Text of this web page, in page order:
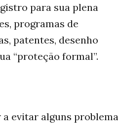
para sua plena
programas de
patentes, desenho
“proteção formal”.
evitar alguns